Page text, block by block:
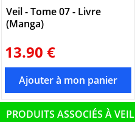
Veil - Tome 07 - Livre
(Manga)
13.90 €
PRODUITS ASSOCIÉS À VEIL